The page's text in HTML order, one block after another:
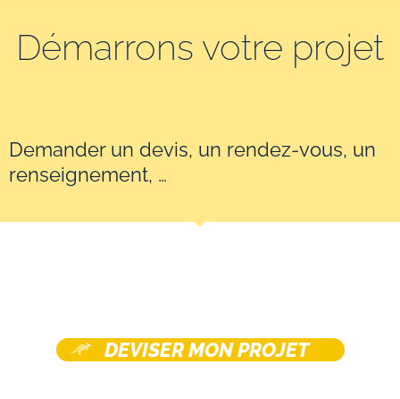
Démarrons votre projet
Demander un devis, un rendez-vous, un
renseignement, …
DEVISER MON PROJET